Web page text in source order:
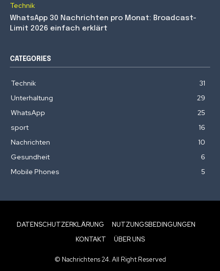
Technik
WhatsApp 30 Nachrichten pro Monat: Broadcast-
Limit 2026 einfach erklärt
CATEGORIES
Technik
31
Unterhaltung
29
WhatsApp
25
sport
16
Nachrichten
10
Gesundheit
6
Mobile Phones
5
DATENSCHUTZERKLÄRUNG
NUTZUNGSBEDINGUNGEN
KONTAKT
ÜBER UNS
© Nachrichtens 24. All Right Reserved